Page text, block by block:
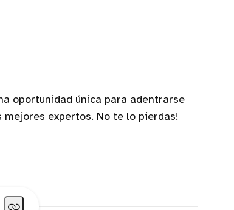
oportunidad única para adentrarse
expertos. No te lo pierdas!